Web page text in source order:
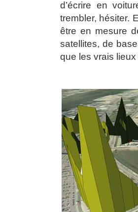
d’écrire en
trembler, hésiter.
être en mesure
satellites, de
que les vrais